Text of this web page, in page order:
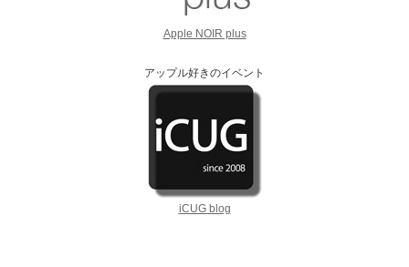
Apple NOIR plus
アップル好きのイベント
iCUG blog